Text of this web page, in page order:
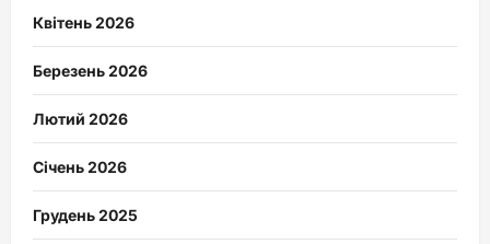
Квітень 2026
Березень 2026
Лютий 2026
Січень 2026
Грудень 2025